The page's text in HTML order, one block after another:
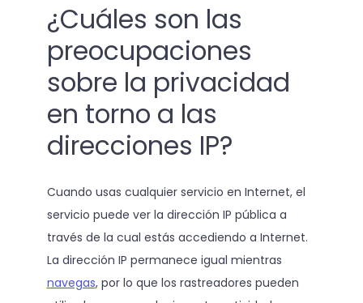
¿Cuáles son las
preocupaciones
sobre la privacidad
en torno a las
direcciones IP?
Cuando usas cualquier servicio en Internet, el
servicio puede ver la dirección IP pública a
través de la cual estás accediendo a Internet.
La dirección IP permanece igual mientras
navegas, por lo que los rastreadores pueden